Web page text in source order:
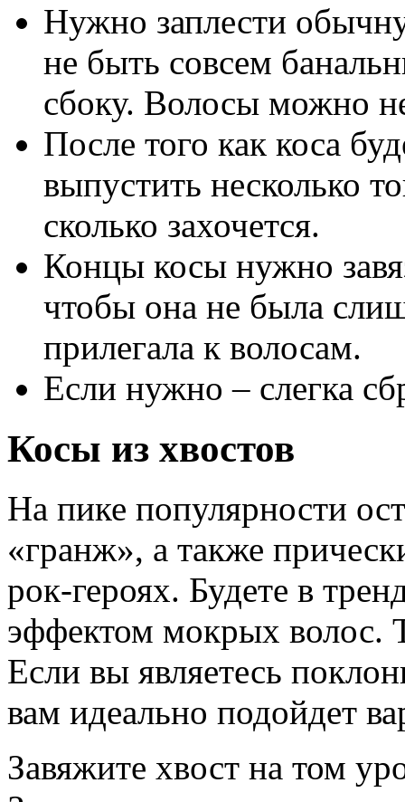
Нужно заплести
не быть совсем
сбоку. Волосы можно
После того как коса
выпустить несколько
сколько захочется.
Концы косы нужно
чтобы она не была
прилегала к волосам.
Если нужно – слегка
Косы из хвостов
На пике популярности
«гранж», а также
рок-героях. Будете в
эффектом мокрых волос.
Если вы являетесь
вам идеально подойдет
Завяжите хвост на том